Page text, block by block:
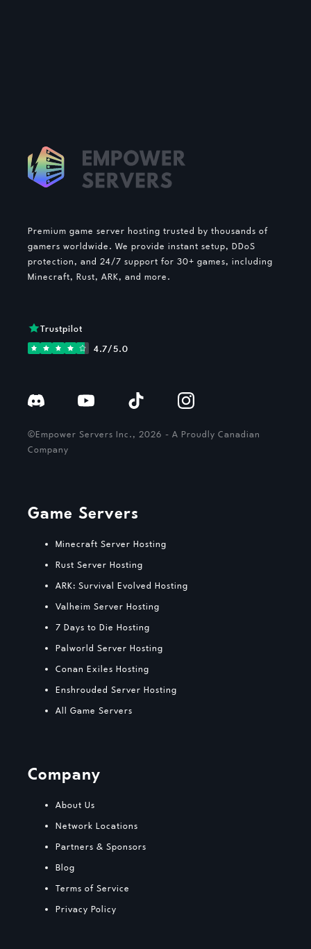
Premium game server hosting trusted by thousands of
gamers worldwide. We provide instant setup, DDoS
protection, and 24/7 support for 30+ games, including
Minecraft, Rust, ARK, and more.
Trustpilot
4.7/5.0
©Empower Servers Inc., 2026 - A Proudly Canadian
Company
Game Servers
Minecraft Server Hosting
Rust Server Hosting
ARK: Survival Evolved Hosting
Valheim Server Hosting
7 Days to Die Hosting
Palworld Server Hosting
Conan Exiles Hosting
Enshrouded Server Hosting
All Game Servers
Company
About Us
Network Locations
Partners & Sponsors
Blog
Terms of Service
Privacy Policy